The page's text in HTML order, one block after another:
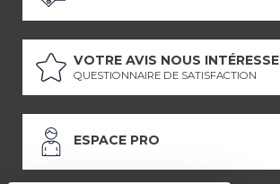
VOTRE AVIS NOUS INTÉRESSE
QUESTIONNAIRE DE SATISFACTION
ESPACE PRO